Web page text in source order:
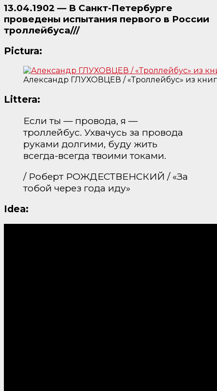
13.04.1902 — В Санкт-Петербурге
проведены испытания первого в России
троллейбуса///
Pictura:
Александр ГЛУХОВЦЕВ / «Троллейбус» из
Littera:
Если ты — провода, я —
троллейбус. Ухвачусь за провода
руками долгими, буду жить
всегда-всегда твоими токами.
/ Роберт РОЖДЕСТВЕНСКИЙ / «За
тобой через года иду»
Idea: